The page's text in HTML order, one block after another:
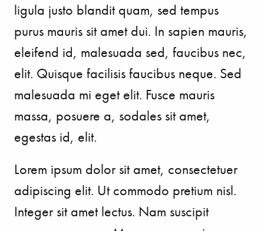
ligula justo blandit quam, sed tempus
purus mauris sit amet dui. In sapien mauris,
eleifend id, malesuada sed, faucibus nec,
elit. Quisque facilisis faucibus neque. Sed
malesuada mi eget elit. Fusce mauris
massa, posuere a, sodales sit amet,
egestas id, elit.
Lorem ipsum dolor sit amet, consectetuer
adipiscing elit. Ut commodo pretium nisl.
Integer sit amet lectus. Nam suscipit